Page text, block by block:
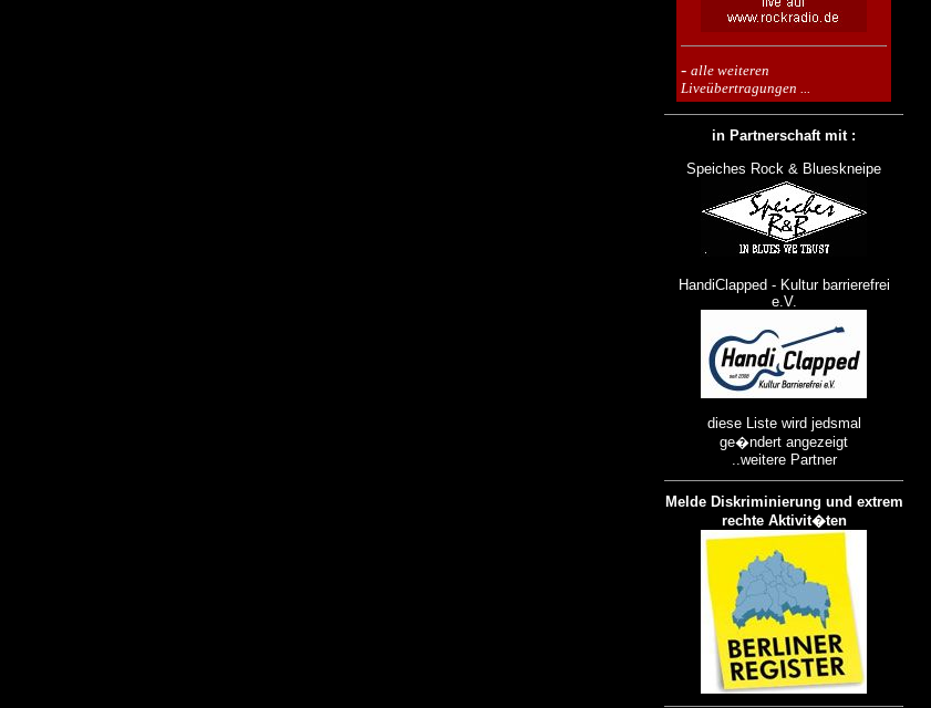
- alle weiteren
Liveübertragungen ...
in Partnerschaft mit :
Speiches Rock & Blueskneipe
HandiClapped - Kultur barrierefrei
e.V.
diese Liste wird jedsmal
ge�ndert angezeigt
..weitere Partner
Melde Diskriminierung und extrem
rechte Aktivit�ten